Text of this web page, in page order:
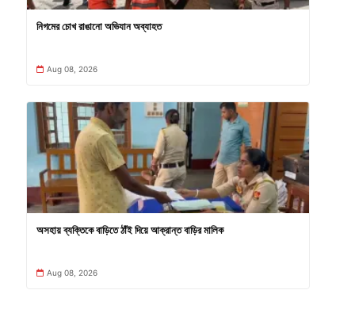
নিগমের চোখ রাঙানো অভিযান অব্যাহত
Aug 08, 2026
অসহায় ব্যক্তিকে বাড়িতে ঠাঁই দিয়ে আক্রান্ত বাড়ির মালিক
Aug 08, 2026